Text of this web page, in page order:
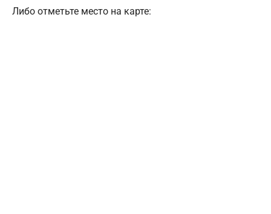
Либо отметьте место на карте: